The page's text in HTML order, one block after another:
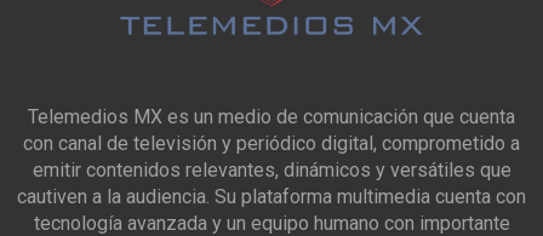
Telemedios MX es un medio de comunicación que cuenta
con canal de televisión y periódico digital, comprometido a
emitir contenidos relevantes, dinámicos y versátiles que
cautiven a la audiencia. Su plataforma multimedia cuenta con
tecnología avanzada y un equipo humano con importante